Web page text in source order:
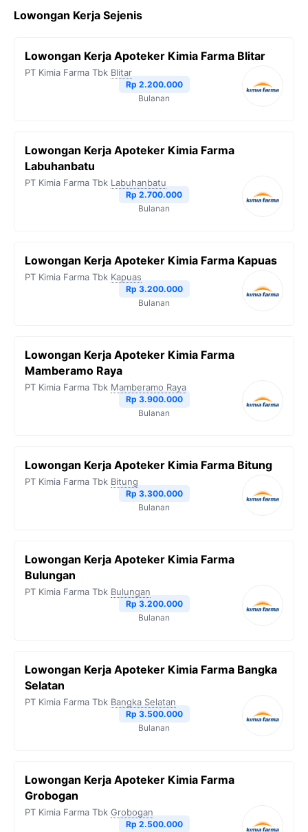
e
o
t
e
e
r
t
A
p
y
i
n
k
Lowongan Kerja Sejenis
Lowongan Kerja Apoteker Kimia Farma Blitar
PT Kimia Farma Tbk Blitar
Rp 2.200.000
Bulanan
Lowongan Kerja Apoteker Kimia Farma
Labuhanbatu
PT Kimia Farma Tbk Labuhanbatu
Rp 2.700.000
Bulanan
Lowongan Kerja Apoteker Kimia Farma Kapuas
PT Kimia Farma Tbk Kapuas
Rp 3.200.000
Bulanan
Lowongan Kerja Apoteker Kimia Farma
Mamberamo Raya
PT Kimia Farma Tbk Mamberamo Raya
Rp 3.900.000
Bulanan
Lowongan Kerja Apoteker Kimia Farma Bitung
PT Kimia Farma Tbk Bitung
Rp 3.300.000
Bulanan
Lowongan Kerja Apoteker Kimia Farma
Bulungan
PT Kimia Farma Tbk Bulungan
Rp 3.200.000
Bulanan
Lowongan Kerja Apoteker Kimia Farma Bangka
Selatan
PT Kimia Farma Tbk Bangka Selatan
Rp 3.500.000
Bulanan
Lowongan Kerja Apoteker Kimia Farma
Grobogan
PT Kimia Farma Tbk Grobogan
Rp 2.500.000